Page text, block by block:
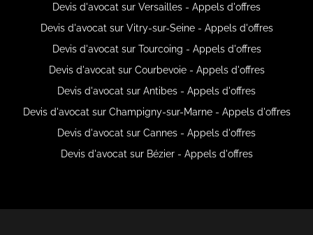
Devis d'avocat sur Versailles - Appels d'offres
Devis d'avocat sur Vitry-sur-Seine - Appels d'offres
Devis d'avocat sur Tourcoing - Appels d'offres
Devis d'avocat sur Courbevoie - Appels d'offres
Devis d'avocat sur Antibes - Appels d'offres
Devis d'avocat sur Champigny-sur-Marne - Appels d'offres
Devis d'avocat sur Cannes - Appels d'offres
Devis d'avocat sur Bézier - Appels d'offres